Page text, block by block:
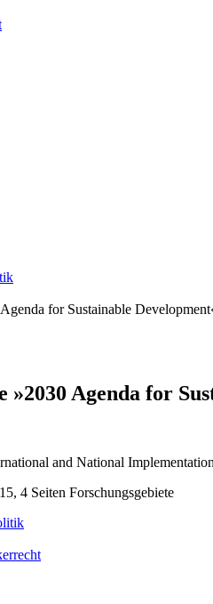
for Sustainable
Agenda for
and National Implementation
4 Seiten Forschungsgebiete